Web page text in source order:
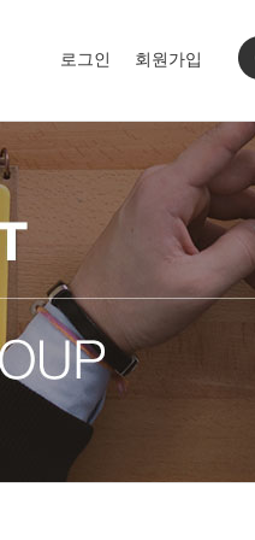
로그인 회원가입